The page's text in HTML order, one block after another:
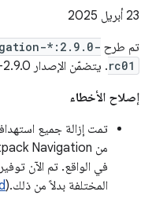
‫23 أبريل 2025
تم طرح *:2.9.0-
rc01. يتضمّن الإصدار 2.9.0-rc01
إصلاح الأخطاء
في الواقع. تم الآن
المختلفة بدلاً من ذلك.(